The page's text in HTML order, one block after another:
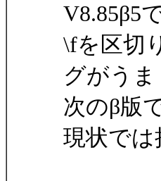
V8.85β5
\fを区切
グがう
次のβ版
現状で